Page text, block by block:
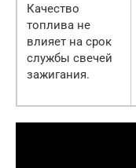
Качество
топлива не
влияет на срок
службы свечей
зажигания.